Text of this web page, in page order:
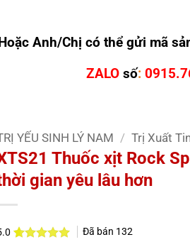
Anh/Chị có thể gửi mã
ZALO số:
YẾU SINH LÝ NAM / Trị Xuất
Thuốc xịt Rock
gian yêu lâu hơn
Đã bán 132